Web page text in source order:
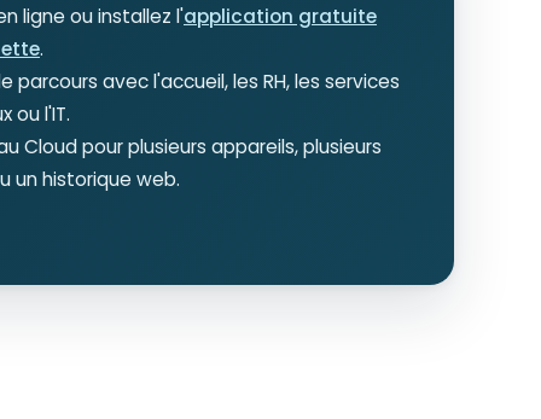
ligne ou installez l'application gratuite
.
parcours avec l'accueil, les RH, les services
ou l'IT.
Cloud pour plusieurs appareils, plusieurs
un historique web.